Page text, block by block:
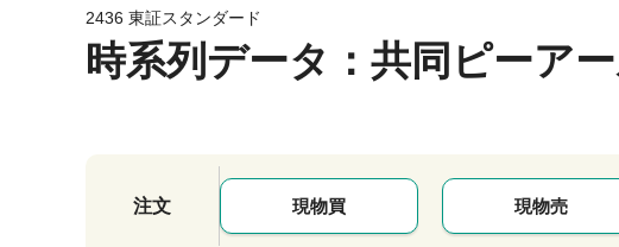
2436 東証スタンダード
時系列データ ：共同ピーア
注文 現物買 現物売